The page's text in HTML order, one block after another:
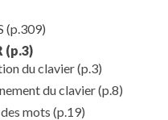
(p.309)
(p.3)
du clavier(p.3)
du clavier(p.8)
mots (p.19)